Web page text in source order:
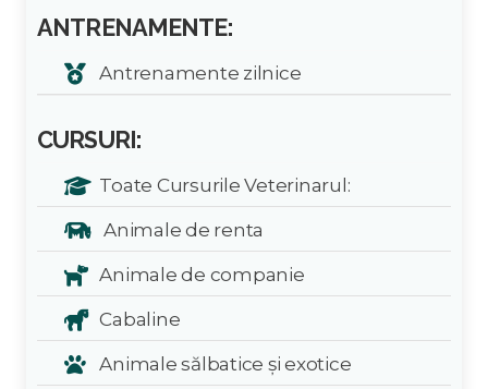
ANTRENAMENTE:
Antrenamente zilnice
CURSURI:
Toate Cursurile Veterinarul:
Animale de renta
Animale de companie
Cabaline
Animale sălbatice și exotice